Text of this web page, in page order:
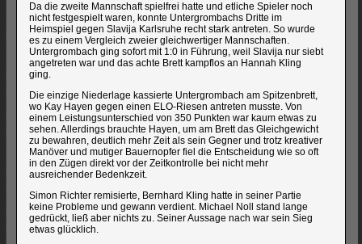
Da die zweite Mannschaft spielfrei hatte und etliche Spieler noch
nicht festgespielt waren, konnte Untergrombachs Dritte im
Heimspiel gegen Slavija Karlsruhe recht stark antreten. So wurde
es zu einem Vergleich zweier gleichwertiger Mannschaften.
Untergrombach ging sofort mit 1:0 in Führung, weil Slavija nur siebt
angetreten war und das achte Brett kampflos an Hannah Kling
ging.
Die einzige Niederlage kassierte Untergrombach am Spitzenbrett,
wo Kay Hayen gegen einen ELO-Riesen antreten musste. Von
einem Leistungsunterschied von 350 Punkten war kaum etwas zu
sehen. Allerdings brauchte Hayen, um am Brett das Gleichgewicht
zu bewahren, deutlich mehr Zeit als sein Gegner und trotz kreativer
Manöver und mutiger Bauernopfer fiel die Entscheidung wie so oft
in den Zügen direkt vor der Zeitkontrolle bei nicht mehr
ausreichender Bedenkzeit.
Simon Richter remisierte, Bernhard Kling hatte in seiner Partie
keine Probleme und gewann verdient. Michael Noll stand lange
gedrückt, ließ aber nichts zu. Seiner Aussage nach war sein Sieg
etwas glücklich.